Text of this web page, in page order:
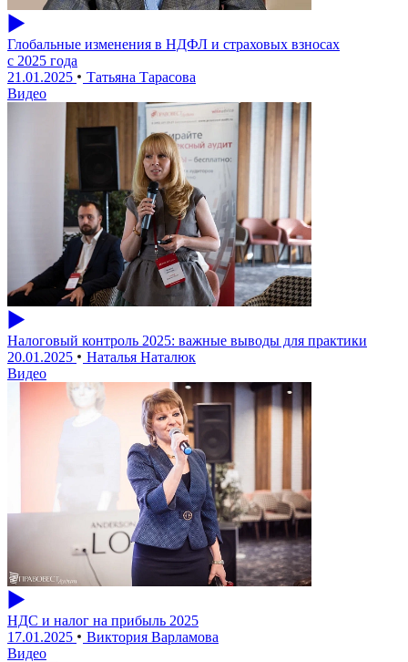
Глобальные изменения в НДФЛ и страховых взносах
с 2025 года
21.01.2025
Татьяна Тарасова
Видео
Налоговый контроль 2025: важные выводы для практики
20.01.2025
Наталья Наталюк
Видео
НДС и налог на прибыль 2025
17.01.2025
Виктория Варламова
Видео